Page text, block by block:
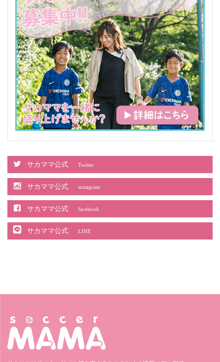
サカママ公式 Twitter
サカママ公式 instagram
サカママ公式 facebook
サカママ公式 LINE